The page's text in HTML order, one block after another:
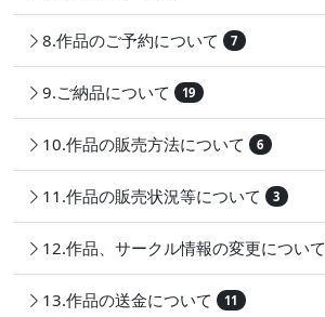
8.作品のご予約について 7
9.ご納品について 19
10.作品の販売方法について 6
11.作品の販売状況等について 3
12.作品、サークル情報の変更について
13.作品の送金について 11